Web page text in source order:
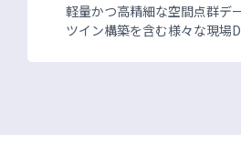
軽量かつ高精細な空間点群デ
ツイン構築を含む様々な現場